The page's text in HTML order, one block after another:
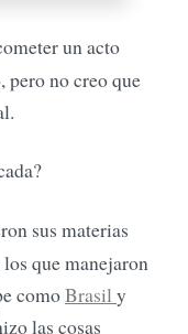
un acto
pero no creo que
sus materias
que manejaron
comoBrasil y
las cosas